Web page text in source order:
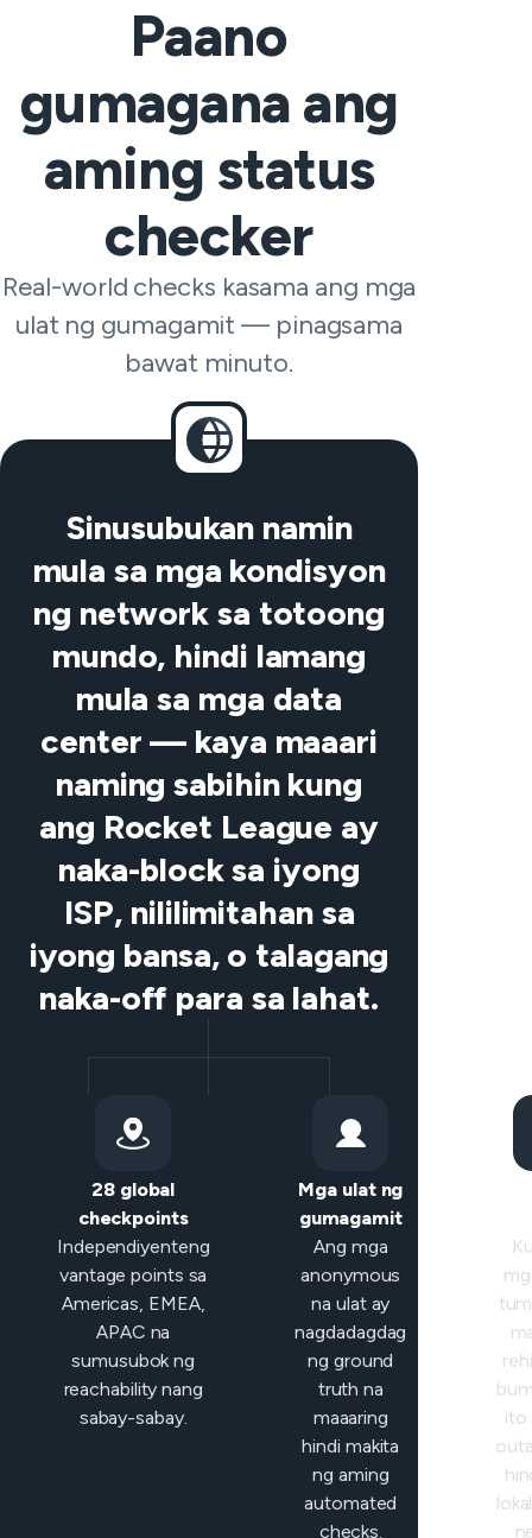
Paano
gumagana ang
aming status
checker
Real-world checks kasama ang mga
ulat ng gumagamit — pinagsama
bawat minuto.
Sinusubukan namin
mula sa mga kondisyon
ng network sa totoong
mundo, hindi lamang
mula sa mga data
center — kaya maaari
naming sabihin kung
ang Rocket League ay
naka-block sa iyong
ISP, nililimitahan sa
iyong bansa, o talagang
naka-off para sa lahat.
28 global
checkpoints
Independiyenteng
vantage points sa
Americas, EMEA,
APAC na
sumusubok ng
reachability nang
sabay-sabay.
Mga ulat ng
gumagamit
Ang mga
anonymous
na ulat ay
nagdadagdag
ng ground
truth na
maaaring
hindi makita
ng aming
automated
checks.
ito